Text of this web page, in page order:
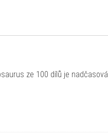
ze 100 dílů je nadčasová